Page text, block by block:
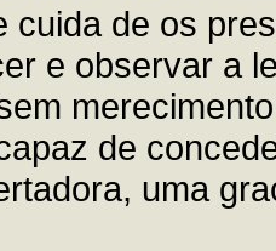
cuida de os
e observar a
de
uma